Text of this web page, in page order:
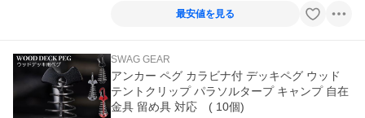
最安値を見る
SWAG GEAR
アンカー ペグ カラビナ付 デッキペグ ウッド
テントクリップ パラソルタープ キャンプ 自在
金具 留め具 対応 ( 10個)